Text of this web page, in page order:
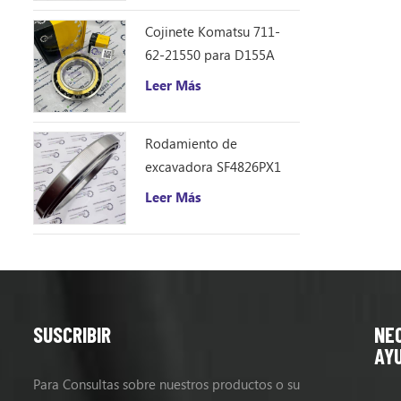
EX200-
Cojinete Komatsu 711-
62-21550 para D155A
Leer Más
Rodamiento de
excavadora SF4826PX1
(240 * 310 * 33)
Leer Más
SUSCRIBIR
Para Consultas sobre nuestros productos o su